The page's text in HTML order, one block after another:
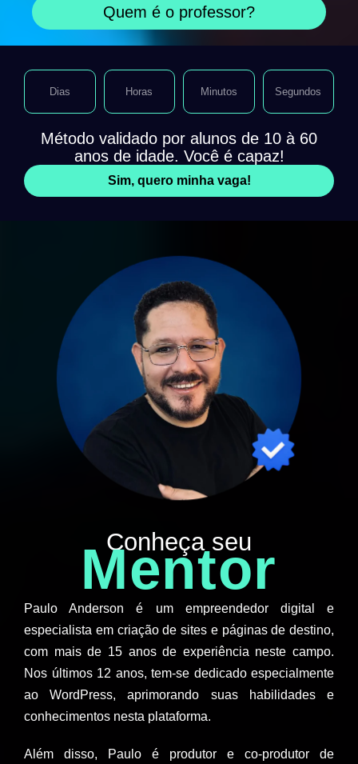
Quem é o professor?
Método validado por alunos de 10 à 60
anos de idade. Você é capaz!
Sim, quero minha vaga!
Dias Horas Minutos Segundos
Conheça seu
Mentor
Paulo Anderson é um empreendedor digital e
especialista em criação de sites e páginas de destino,
com mais de 15 anos de experiência neste campo.
Nos últimos 12 anos, tem-se dedicado especialmente
ao WordPress, aprimorando suas habilidades e
conhecimentos nesta plataforma.
Além disso, Paulo é produtor e co-produtor de